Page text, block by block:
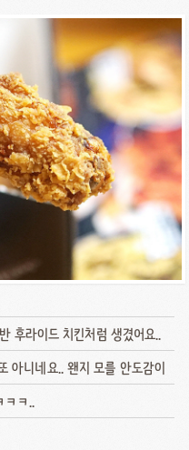
후라이드 치킨처럼 생겼어요..
아니네요.. 왠지 모를 안도감이
ㅋㅋ..